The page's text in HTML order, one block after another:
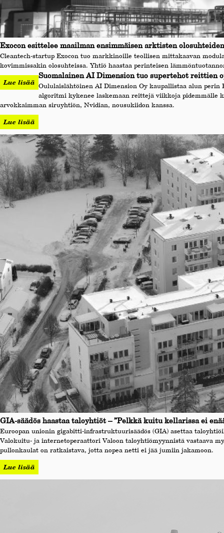
Exocon esittelee maailman ensimmäisen arktisten
Cleantech-startup Exocon tuo markkinoille teollisen mittakaavan
kovimmissakin olosuhteissa. Yhtiö haastaa perinteisen
Lue lisää
Suomalainen AI Dimension tuo supertehot reittien
Oululaislähtöinen AI Dimension Oy kaupallistaa alun
algoritmi kykenee laskemaan reittejä viikkoja
arvokkaimman siruyhtiön, Nvidian, nousukiidon kanssa.
Lue lisää
GIA-säädös haastaa taloyhtiöt – ”Pelkkä kuitu kellarissa ei
Euroopan unionin gigabitti-infrastruktuurisäädös (GIA) asettaa
Valokuitu- ja internetoperaattori Valoon taloyhtiömyynnistä vastaava
pullonkaulat on ratkaistava, jotta nopea netti ei jää jumiin jakamoon.
Lue lisää